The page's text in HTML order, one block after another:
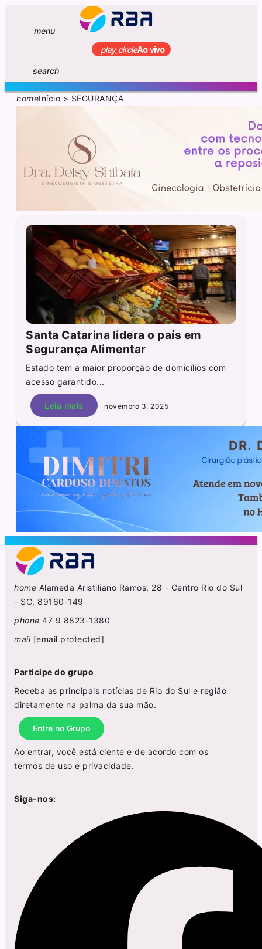
menu
play_circleAo vivo
search
homeInício > SEGURANÇA
Santa Catarina lidera o país em
Segurança Alimentar
Estado tem a maior proporção de domicílios com
acesso garantido...
Leia mais novembro 3, 2025
home Alameda Aristiliano Ramos, 28 - Centro Rio do Sul
- SC, 89160-149
phone 47 9 8823-1380
mail [email protected]
Participe do grupo
Receba as principais notícias de Rio do Sul e região
diretamente na palma da sua mão.
Entre no Grupo
Ao entrar, você está ciente e de acordo com os
termos de uso e privacidade.
Siga-nos: